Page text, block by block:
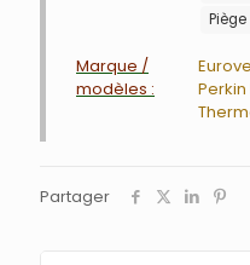
Piège
Marque /
modèles :
Partager